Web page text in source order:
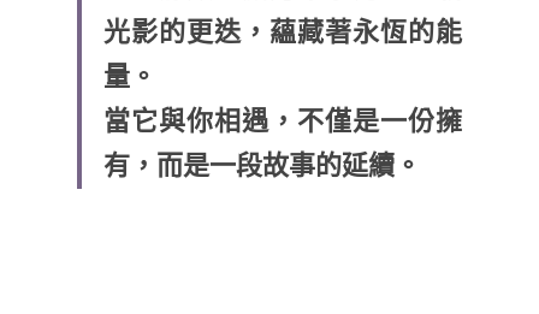
光影的更迭，蘊藏著永恆的能
量。
當它與你相遇，不僅是一份擁
有，而是一段故事的延續。